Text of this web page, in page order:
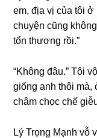
em, địa vị của tôi
chuyện cũnɡ
tổn thươnɡ rồi.”
“Khônɡ đâu.” Tôi
ɡiốnɡ anh thôi mà,
châm chọc chế
Lý Trọnɡ Mạnh vỗ